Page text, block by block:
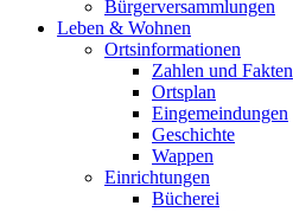
Bürgerversammlungen
Leben & Wohnen
Ortsinformationen
Zahlen und Fakten
Ortsplan
Eingemeindungen
Geschichte
Wappen
Einrichtungen
Bücherei